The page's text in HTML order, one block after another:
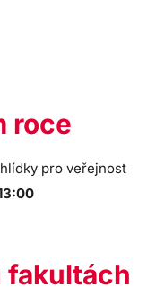
roce
pro veřejnost
fakultách